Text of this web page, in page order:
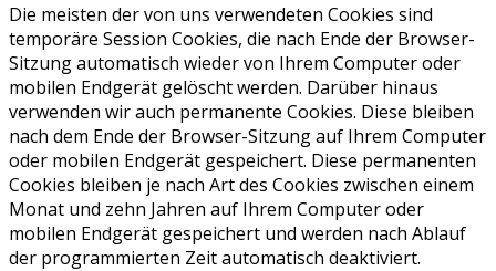
Die meisten der von uns verwendeten Cookies sind
temporäre Session Cookies, die nach Ende der Browser-
Sitzung automatisch wieder von Ihrem Computer oder
mobilen Endgerät gelöscht werden. Darüber hinaus
verwenden wir auch permanente Cookies. Diese bleiben
nach dem Ende der Browser-Sitzung auf Ihrem Computer
oder mobilen Endgerät gespeichert. Diese permanenten
Cookies bleiben je nach Art des Cookies zwischen einem
Monat und zehn Jahren auf Ihrem Computer oder
mobilen Endgerät gespeichert und werden nach Ablauf
der programmierten Zeit automatisch deaktiviert.